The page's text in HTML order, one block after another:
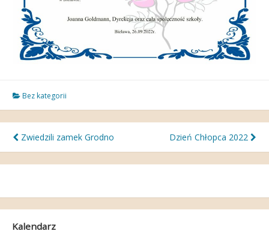
Bez kategorii
Nawigacja
wpisu
Zwiedzili zamek Grodno Dzień Chłopca 2022
Kalendarz